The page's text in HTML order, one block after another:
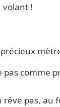
volant !
pas comme
rêve pas, au